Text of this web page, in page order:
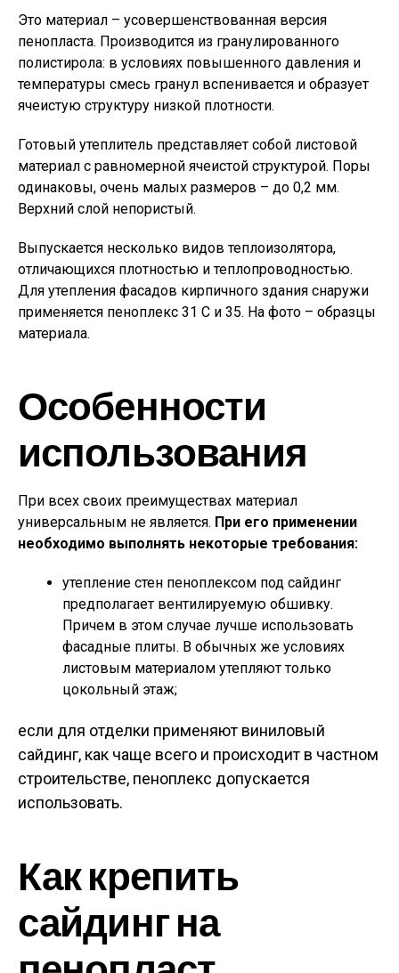
Это материал – усовершенствованная версия
пенопласта. Производится из гранулированного
полистирола: в условиях повышенного давления и
температуры смесь гранул вспенивается и образует
ячеистую структуру низкой плотности.
Готовый утеплитель представляет собой листовой
материал с равномерной ячеистой структурой. Поры
одинаковы, очень малых размеров – до 0,2 мм.
Верхний слой непористый.
Выпускается несколько видов теплоизолятора,
отличающихся плотностью и теплопроводностью.
Для утепления фасадов кирпичного здания снаружи
применяется пеноплекс 31 С и 35. На фото – образцы
материала.
Особенности
использования
При всех своих преимуществах материал
универсальным не является. При его применении
необходимо выполнять некоторые требования:
утепление стен пеноплексом под сайдинг
предполагает вентилируемую обшивку.
Причем в этом случае лучше использовать
фасадные плиты. В обычных же условиях
листовым материалом утепляют только
цокольный этаж;
если для отделки применяют виниловый
сайдинг, как чаще всего и происходит в частном
строительстве, пеноплекс допускается
использовать.
Как крепить
сайдинг на